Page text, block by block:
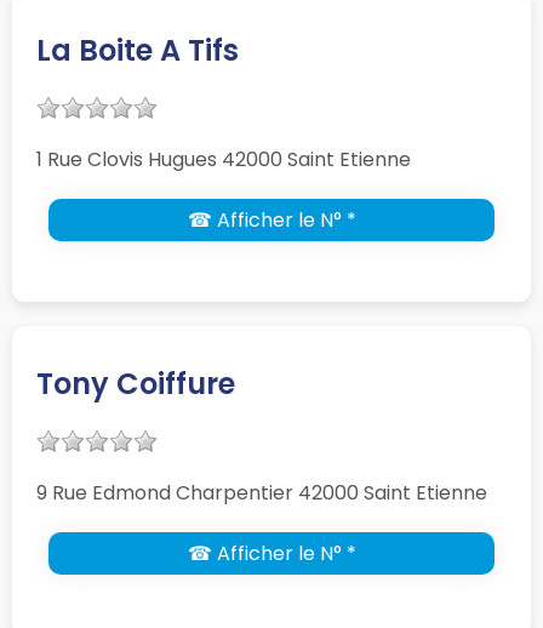
La Boite A Tifs
1 Rue Clovis Hugues 42000 Saint Etienne
☎ Afficher le N° *
Tony Coiffure
9 Rue Edmond Charpentier 42000 Saint Etienne
☎ Afficher le N° *